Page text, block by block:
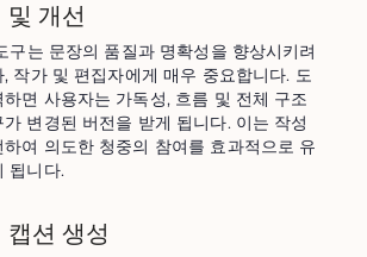
및 개선
구는 문장의 품질과 명확성을 향상시키려
작가 및 편집자에게 매우 중요합니다. 도
면 사용자는 가독성, 흐름 및 전체 구조
변경된 버전을 받게 됩니다. 이는 작성
여 의도한 청중의 참여를 효과적으로 유
됩니다.
캡션 생성